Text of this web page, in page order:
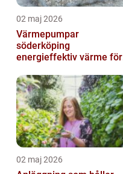
02 maj 2026
Värmepumpar
söderköping
energieffektiv värme för
02 maj 2026